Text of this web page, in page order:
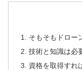
そもそもドロー
技術と知識は必
資格を取得すれ